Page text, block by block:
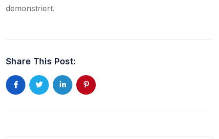
demonstriert.
Share This Post: